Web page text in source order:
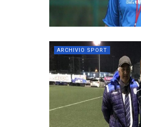
ARCHIVIO SPORT